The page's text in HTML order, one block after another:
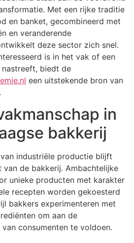
Met een rijke traditie
en banket, gecombineerd met
en veranderende
deze sector zich snel.
is in het vak of een
biedt de
een uitstekende bron van
in
bakkerij
industriële productie blijft
van de bakkerij. Ambachtelijke
unieke producten met karakter
recepten worden gekoesterd
bakkers experimenteren met
om aan de
consumenten te voldoen.